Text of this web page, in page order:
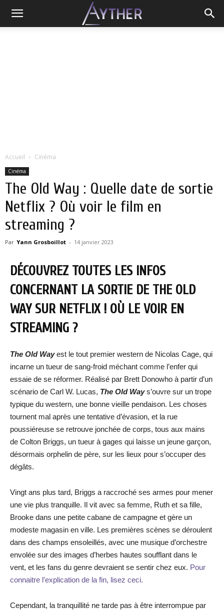
Accueil Cinéma
Cinéma
The Old Way : Quelle date de sortie
Netflix ? Où voir le film en
streaming ?
Par Yann Grosboillot - 14 janvier 2023
DÉCOUVREZ TOUTES LES INFOS
CONCERNANT LA SORTIE DE THE OLD
WAY SUR NETFLIX ! OÙ LE VOIR EN
STREAMING ?
The Old Wayest le tout premier western de Nicolas Cage, qui
incarne un tueur de sang-froid méchant comme l’enfer qui
essaie de se réformer. Réalisé par Brett Donowho à partir d’un
scénario de Carl W. Lucas, The Old Ways’ouvre sur un trope
typique du western, une bonne vieille pendaison. Les choses
tournent mal après une tentative d’évasion, et la rue
poussiéreuse se retrouve jonchée de corps, tous aux mains
de Colton Briggs, un tueur à gages qui laisse un jeune garçon,
désormais orphelin de père, sur les lieux pour s’occuper des
dégâts.
Vingt ans plus tard, Briggs a raccroché ses armes pour mener
une vie plus tranquille. Il vit avec sa femme, Ruth et sa fille,
Brooke dans une petite cabane de campagne et gère un
modeste magasin en ville. Les premières scènes se déroulent
dans des champs ensoleillés, avec une musique d’orchestre
envolée sur des images d’herbes hautes soufflant dans le
vent, et les fans du genre devraient se sentir chez eux. Pour
connaitre l’explication de la fin, lisez ceci.
Cependant, la tranquillité ne tarde pas à être interrompue par